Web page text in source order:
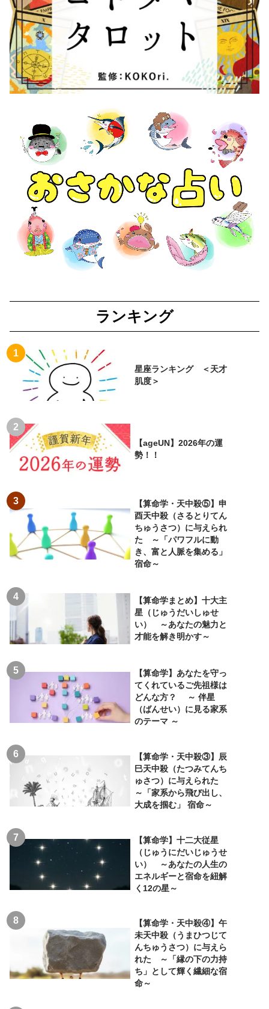
ランキング
星座ランキング ＜天才
肌度＞
【ageUN】2026年の運
勢！！
【算命学・天中殺⑤】申
酉天中殺（さるとりてん
ちゅうさつ）に与えられ
た ～「パワフルに動
き、富と人脈を集める」
宿命～
【算命学まとめ】十大主
星（じゅうだいしゅせ
い） ～あなたの魅力と
才能を解き明かす～
【算命学】あなたを守っ
てくれているご先祖様は
どんな方？ ～ 伴星
（ばんせい）に見る家系
のテーマ ～
【算命学・天中殺③】辰
巳天中殺（たつみてんち
ゅさつ）に与えられた
～「家系から飛び出し、
大成を掴む」 宿命～
【算命学】十二大従星
（じゅうにだいじゅうせ
い） ～あなたの人生の
エネルギーと宿命を紐解
く12の星～
【算命学・天中殺④】午
未天中殺（うまひつじて
んちゅうさつ）に与えら
れた ～「縁の下の力持
ち」として輝く繊細な宿
命～